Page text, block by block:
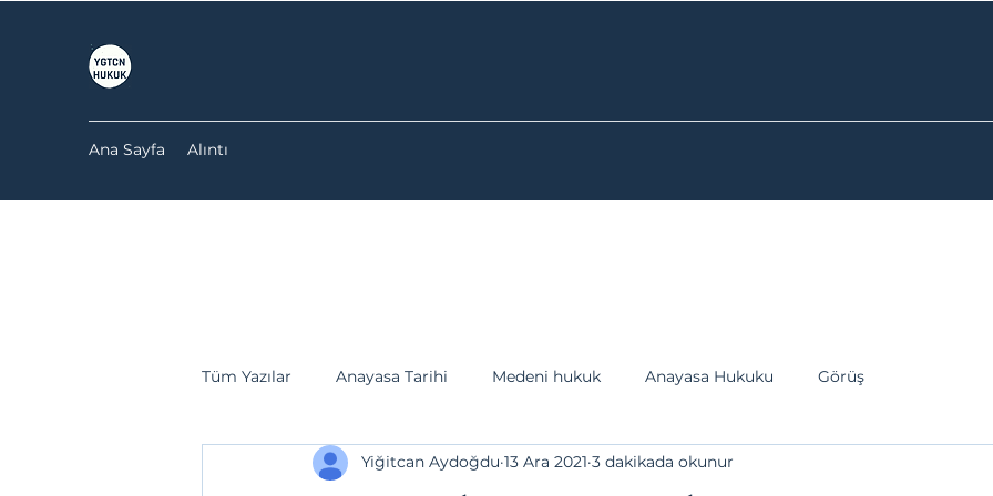
Ana Sayfa Alıntı
Tüm Yazılar Anayasa Tarihi Medeni hukuk Anayasa Hukuku Görüş
Yiğitcan Aydoğdu 13 Ara 2021 3 dakikada okunur